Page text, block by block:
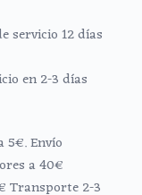
servicio 12 días
en 2-3 días
5€. Envío
a 40€
Transporte 2-3